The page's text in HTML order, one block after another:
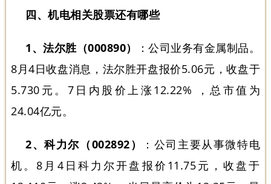
四、机电相关股票还有哪些
1、法尔胜（000890）
：公司业务有金属制品。
8月4日收盘消息，法尔胜开盘报价5.06元，收盘于
5.730元。7日内股价上涨12.22% ，总市值为
24.04亿元。
2、科力尔（002892）
：公司主要从事微特电
机。8月4日科力尔开盘报价11.75元，收盘于